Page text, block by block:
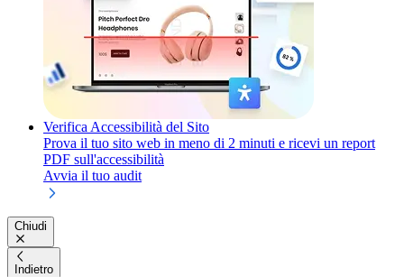
Verifica Accessibilità del Sito
Prova il tuo sito web in meno di 2 minuti e ricevi un report
PDF sull'accessibilità
Avvia il tuo audit
Chiudi
Indietro